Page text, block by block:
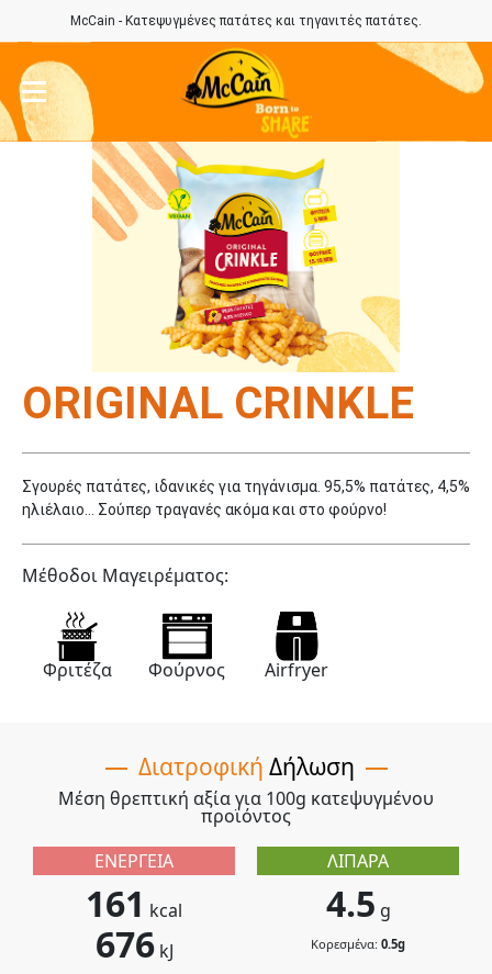
McCain - Κατεψυγμένες πατάτες και τηγανιτές πατάτες.
ORIGINAL CRINKLE
Σγουρές πατάτες, ιδανικές για τηγάνισμα. 95,5% πατάτες, 4,5%
ηλιέλαιο... Σούπερ τραγανές ακόμα και στο φούρνο!
Μέθοδοι Μαγειρέματος:
Φριτέζα Φούρνος Airfryer
Διατροφική Δήλωση
Μέση θρεπτική αξία για 100g κατεψυγμένου
προϊόντος
ΕΝΈΡΓΕΙΑ
161 kcal
676kJ
ΛΙΠΑΡΆ
4.5 g
Κορεσμένα: 0.5g